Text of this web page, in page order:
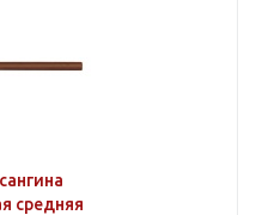
средняя